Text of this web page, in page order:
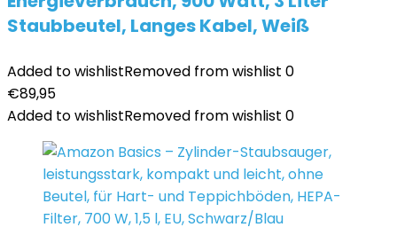
Staubbeutel, Langes Kabel, Weiß
Added to wishlistRemoved from wishlist 0
€89,95
Added to wishlistRemoved from wishlist 0